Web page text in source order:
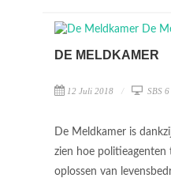
DE MELDKAMER
12 Juli 2018 SBS 6
De Meldkamer is
zien hoe politieagenten
oplossen van